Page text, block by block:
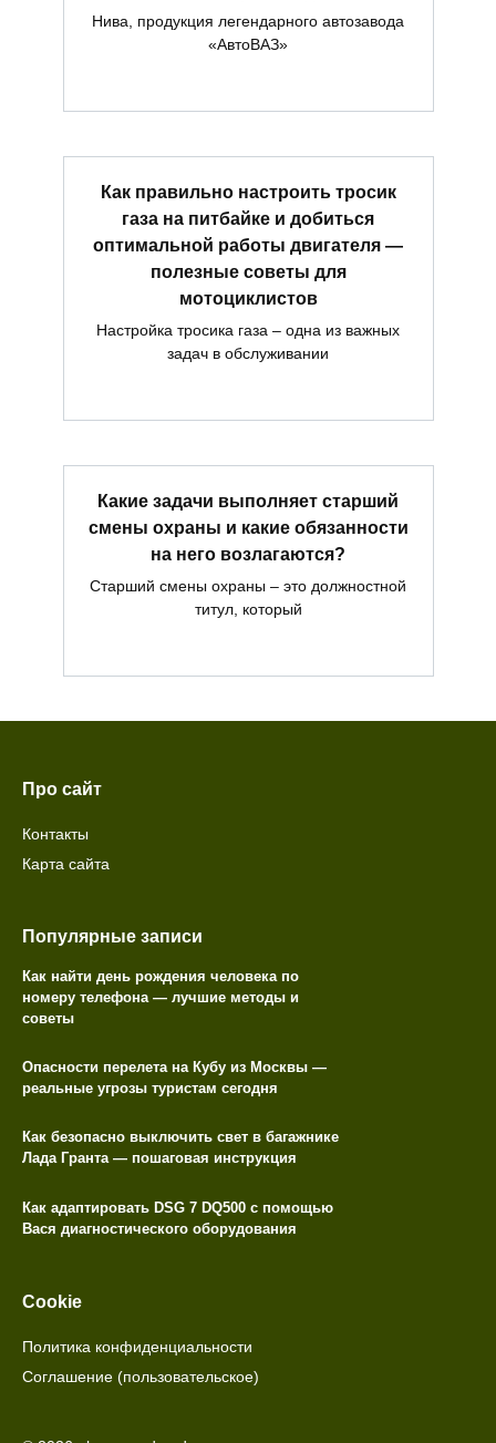
Нива, продукция легендарного автозавода
«АвтоВАЗ»
Как правильно настроить тросик
газа на питбайке и добиться
оптимальной работы двигателя —
полезные советы для
мотоциклистов
Настройка тросика газа – одна из важных
задач в обслуживании
Какие задачи выполняет старший
смены охраны и какие обязанности
на него возлагаются?
Старший смены охраны – это должностной
титул, который
Про сайт
Контакты
Карта сайта
Популярные записи
Как найти день рождения человека по
номеру телефона — лучшие методы и
советы
Опасности перелета на Кубу из Москвы —
реальные угрозы туристам сегодня
Как безопасно выключить свет в багажнике
Лада Гранта — пошаговая инструкция
Как адаптировать DSG 7 DQ500 с помощью
Вася диагностического оборудования
Cookie
Политика конфиденциальности
Соглашение (пользовательское)